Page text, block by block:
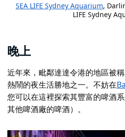
SEA LIFE Sydney Aquarium,
LIFE Sydney
晚上
近年來，毗鄰達達令港的地區被
熱鬧的夜生活勝地之一。不妨在
您可以在這裡探索其豐富的啤酒
其他啤酒廠的啤酒）。